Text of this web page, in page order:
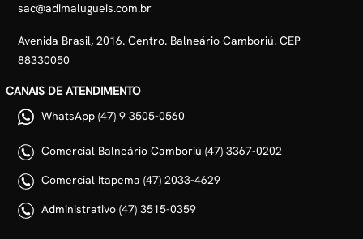
sac@adimalugueis.com.br
Avenida Brasil, 2016. Centro. Balneário Camboriú. CEP
88330050
CANAIS DE ATENDIMENTO
WhatsApp (47) 9 3505-0560
Comercial Balneário Camboriú (47) 3367-0202
Comercial Itapema (47) 2033-4629
Administrativo (47) 3515-0359